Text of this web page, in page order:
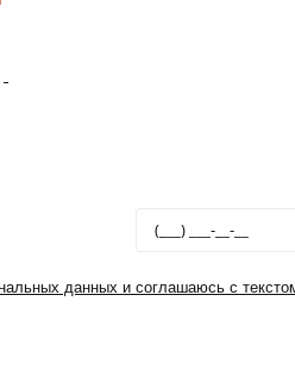
данных и соглашаюсь с